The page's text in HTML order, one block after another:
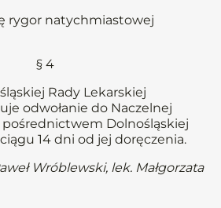
rygor natychmiastowej
§ 4
Rady Lekarskiej
odwołanie do Naczelnej
pośrednictwem Dolnośląskiej
14 dni od jej doręczenia.
Wróblewski, lek. Małgorzata